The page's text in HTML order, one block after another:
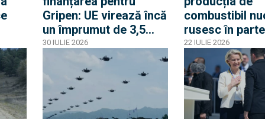
Gripen: UE virează încă
un împrumut de 3,5
miliarde euro pentru
Gripen, drone, rachete
și apărare aeriană
30 IULIE 2026
combustibil
rusesc în
cu Rosatom.
cooperarea se
desfășoară sub
condiții stricte,
stârnește deja
nemulțumiri
22 IULIE 2026